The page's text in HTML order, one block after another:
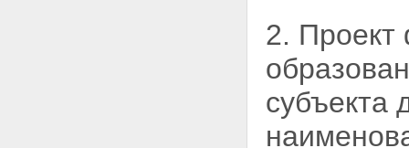
2. Проект
субъекта